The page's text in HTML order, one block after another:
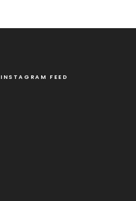
INSTAGRAM FEED